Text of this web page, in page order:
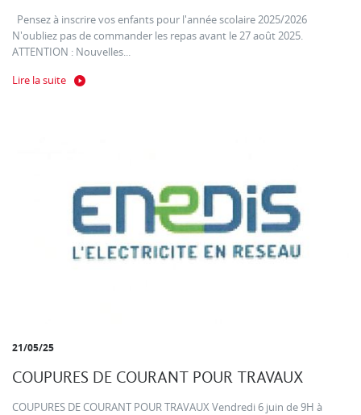
Pensez à inscrire vos enfants pour l'année scolaire 2025/2026
N'oubliez pas de commander les repas avant le 27 août 2025.
ATTENTION : Nouvelles...
Lire la suite
21/05/25
COUPURES DE COURANT POUR TRAVAUX
COUPURES DE COURANT POUR TRAVAUX Vendredi 6 juin de 9H à